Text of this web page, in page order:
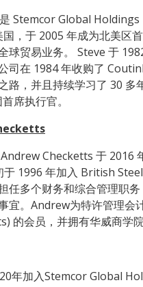
Stemcor Global
国，于 2005 年成为北美区
球贸易业务。 Steve 于
司在 1984 年收购了
路，并且持续学习了 30
席执行官。
Checketts 于 2016
1996 年加入 British
任多个财务和综合管理职
宜。Andrew为特许管理
的会员，并拥有华威商学院
年加入Stemcor Global